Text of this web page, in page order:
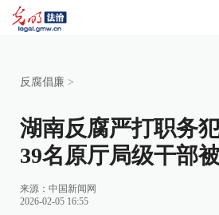
反腐倡廉 >
湖南反腐严打职务
39名原厅局级干部
来源： 中国新闻网
2026-02-05 16:55